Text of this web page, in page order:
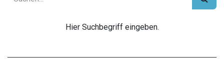
Hier Suchbegriff eingeben.